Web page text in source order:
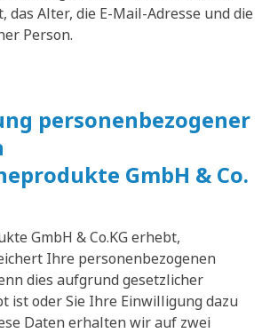
das Alter, die E-Mail-Adresse und die
Person.
personenbezogener
GmbH & Co.
GmbH & Co.KG erhebt,
Ihre personenbezogenen
dies aufgrund gesetzlicher
ist oder Sie Ihre Einwilligung dazu
Daten erhalten wir auf zwei